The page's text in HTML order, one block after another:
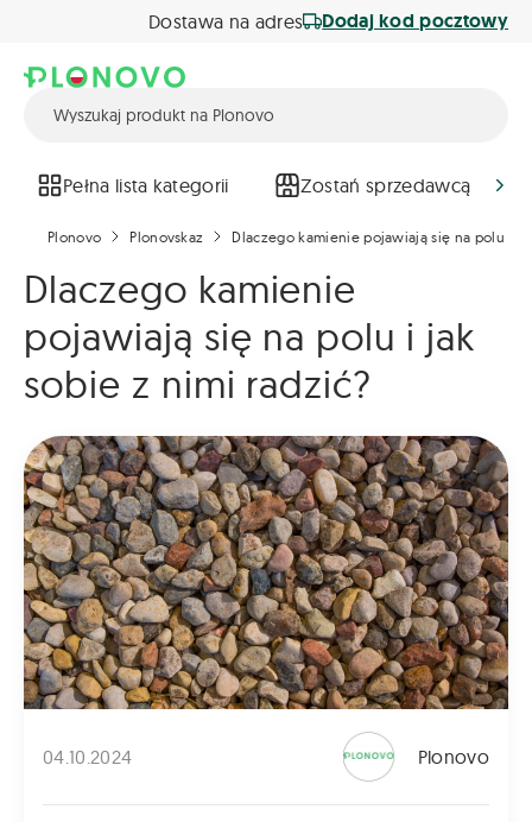
Dostawa na adres Dodaj kod pocztowy
Pełna lista kategorii Zostań sprzedawcą
Plonovo Plonovskaz Dlaczego kamienie pojawiają się na polu i
Dlaczego kamienie
pojawiają się na polu i jak
sobie z nimi radzić?
04.10.2024 Plonovo